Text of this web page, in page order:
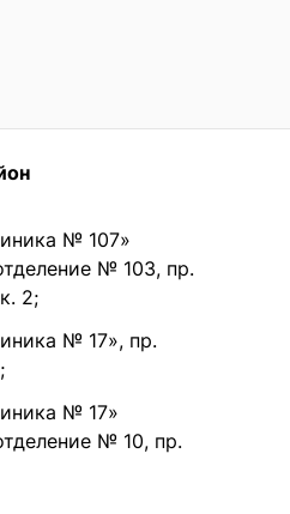
№ 107»
№ 103, пр.
2;
№ 17», пр.
№ 17»
№ 10, пр.